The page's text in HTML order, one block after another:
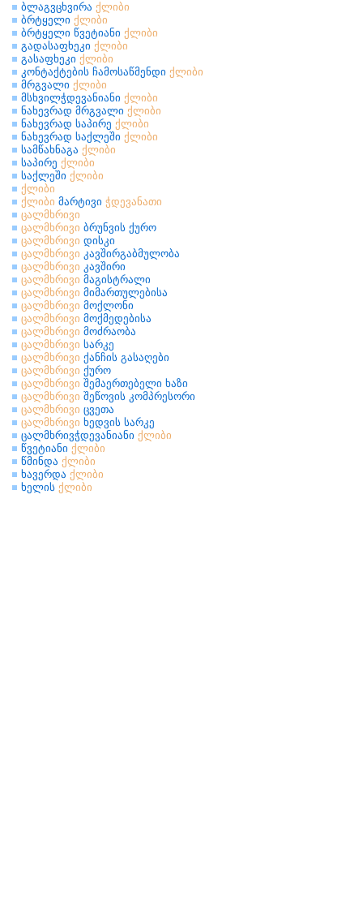
ბლაგვცხვირა ქლიბი
ბრტყელი ქლიბი
ბრტყელი წვეტიანი ქლიბი
გადასაფხეკი ქლიბი
გასაფხეკი ქლიბი
კონტაქტების ჩამოსაწმენდი ქლიბი
მრგვალი ქლიბი
მსხვილჭდევანიანი ქლიბი
ნახევრად მრგვალი ქლიბი
ნახევრად საპირე ქლიბი
ნახევრად საქლეში ქლიბი
სამწახნაგა ქლიბი
საპირე ქლიბი
საქლეში ქლიბი
ქლიბი
ქლიბი მარტივი ჭდევანათი
ცალმხრივი
ცალმხრივი ბრუნვის ქურო
ცალმხრივი დისკი
ცალმხრივი კავშირგაბმულობა
ცალმხრივი კავშირი
ცალმხრივი მაგისტრალი
ცალმხრივი მიმართულებისა
ცალმხრივი მოქლონი
ცალმხრივი მოქმედებისა
ცალმხრივი მოძრაობა
ცალმხრივი სარკე
ცალმხრივი ქანჩის გასაღები
ცალმხრივი ქურო
ცალმხრივი შემაერთებელი ხაზი
ცალმხრივი შეწოვის კომპრესორი
ცალმხრივი ცვეთა
ცალმხრივი ხედვის სარკე
ცალმხრივჭდევანიანი ქლიბი
წვეტიანი ქლიბი
წმინდა ქლიბი
ხავერდა ქლიბი
ხელის ქლიბი